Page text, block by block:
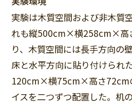
実験は木質空間および非木質
れも縦500cm×横258cm×高
り、木質空間には長手方向の
床と水平方向に貼り付けられ
120cm×横75cm×高さ72cm
イスを二つずつ配置した。机